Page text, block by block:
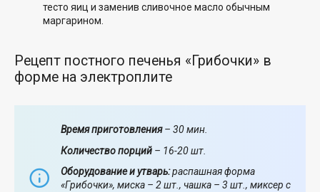
тесто яиц и заменив сливочное масло обычным
маргарином.
Рецепт постного печенья «Грибочки» в
форме на электроплите
Время приготовления– 30 мин.
Количество порций – 16-20 шт.
Оборудование и утварь:распашная форма
«Грибочки», миска – 2 шт., чашка – 3 шт., миксер с